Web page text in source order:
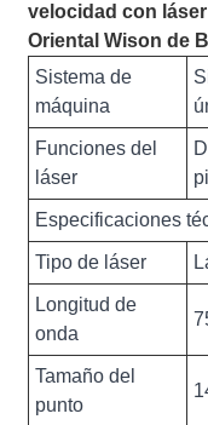
velocidad con
Oriental Wison de
Sistema de
máquina
Funciones del
láser
Especificaciones
Tipo de láser
Longitud de
onda
Tamaño del
punto